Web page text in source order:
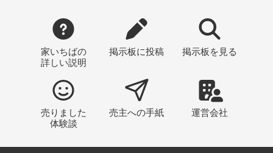
家いちばの
詳しい説明
掲示板に投稿 掲示板 を見る
売りました
体験談
売主への手紙 運営会社